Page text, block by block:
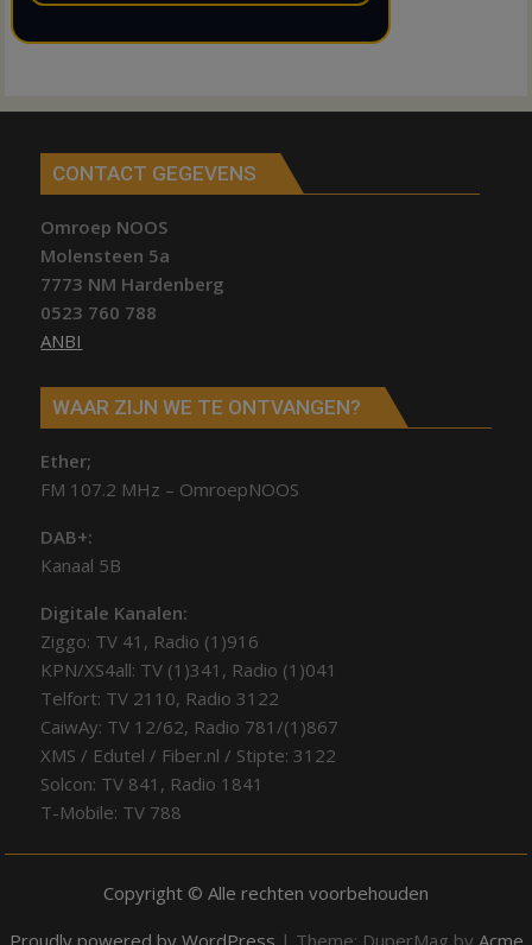
CONTACT GEGEVENS
Omroep NOOS
Molensteen 5a
7773 NM Hardenberg
0523 760 788
ANBI
WAAR ZIJN WE TE ONTVANGEN?
Ether;
FM 107.2 MHz – OmroepNOOS
DAB+:
Kanaal 5B
Digitale Kanalen:
Ziggo: TV 41, Radio (1)916
KPN/XS4all: TV (1)341, Radio (1)041
Telfort: TV 2110, Radio 3122
CaiwAy: TV 12/62, Radio 781/(1)867
XMS / Edutel / Fiber.nl / Stipte: 3122
Solcon: TV 841, Radio 1841
T-Mobile: TV 788
Copyright © Alle rechten voorbehouden
Proudly powered by WordPress | Theme: DuperMag by Acme